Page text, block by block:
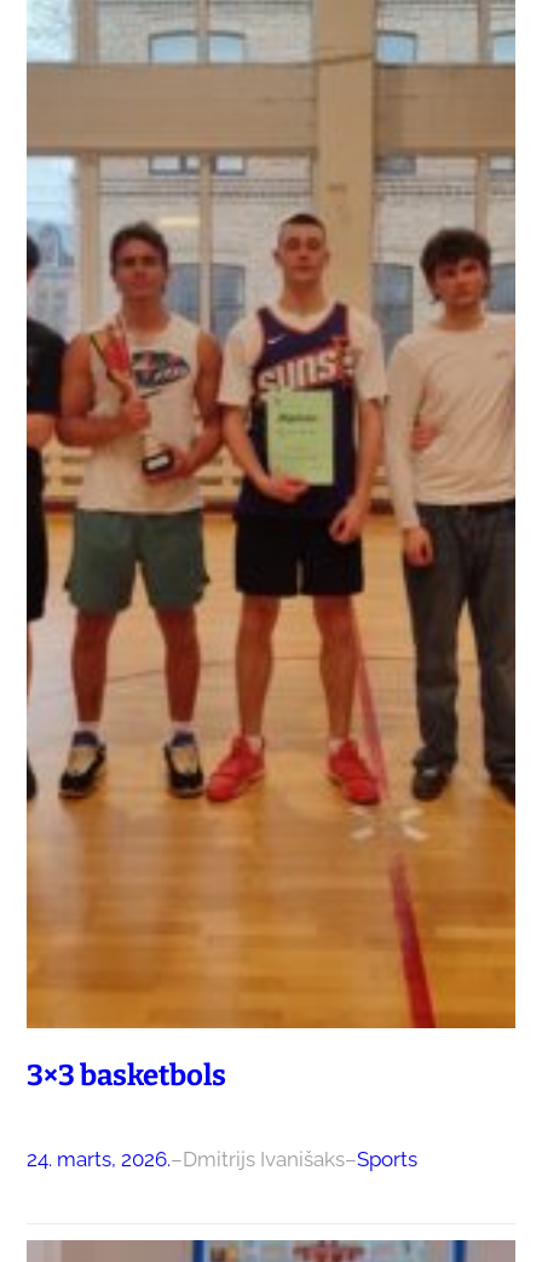
3×3 basketbols
24. marts, 2026.–Dmitrijs Ivanišaks–Sports